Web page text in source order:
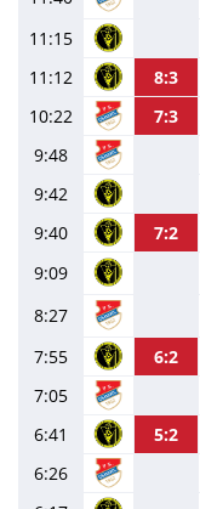
11:15
11:12
8:3
10:22
7:3
9:48
9:42
9:40
7:2
9:09
8:27
7:55
6:2
7:05
6:41
5:2
6:26